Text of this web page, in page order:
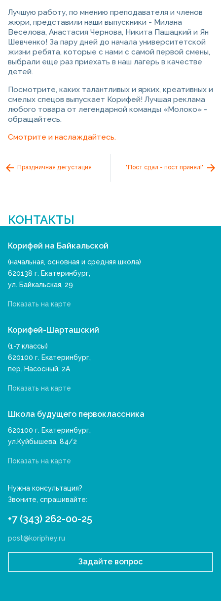
Лучшую работу, по мнению преподавателя и членов
жюри, представили наши выпускники - Милана
Веселова, Анастасия Чернова, Никита Пашацкий и Ян
Шевченко! За пару дней до начала университетской
жизни ребята, которые с нами с самой первой смены,
выбрали еще раз приехать в наш лагерь в качестве
детей.
Посмотрите, каких талантливых и ярких, креативных и
смелых спецов выпускает Корифей! Лучшая реклама
любого товара от легендарной команды «Молоко» -
обращайтесь.
Смотрите и наслаждайтесь.
Праздничная дегустация "Пост сдал - пост принял!"
КОНТАКТЫ
Корифей на Байкальской
(начальная, основная и средняя школа)
620138 г. Екатеринбург,
ул. Байкальская, 29
Показать на карте
Корифей-Шарташский
(1-7 классы)
620100 г. Екатеринбург,
пер. Насосный, 2А
Показать на карте
Школа будущего первоклассника
620100 г. Екатеринбург,
ул.Куйбышева, 84/2
Показать на карте
Нужна консультация?
Звоните, спрашивайте:
+7 (343) 262-00-25
post@koriphey.ru
Задайте вопрос